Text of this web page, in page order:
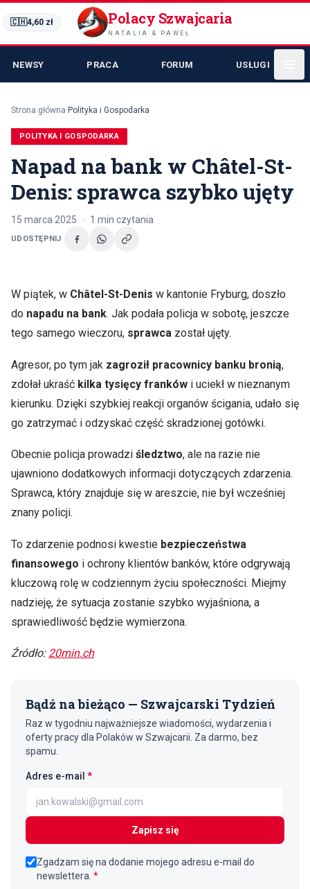
🇨🇭4,60 zł Polacy Szwajcaria
NATALIA & PAWEŁ
NEWSY PRACA FORUM USŁUGI
Strona główna· Polityka i Gospodarka
POLITYKA I GOSPODARKA
Napad na bank w Châtel-St-
Denis: sprawca szybko ujęty
15 marca 2025 · 1 min czytania
UDOSTĘPNIJ
W piątek, w Châtel-St-Denis w kantonie Fryburg, doszło
do napadu na bank. Jak podała policja w sobotę, jeszcze
tego samego wieczoru, sprawca został ujęty.
Agresor, po tym jak zagroził pracownicy banku bronią,
zdołał ukraść kilka tysięcy franków i uciekł w nieznanym
kierunku. Dzięki szybkiej reakcji organów ścigania, udało się
go zatrzymać i odzyskać część skradzionej gotówki.
Obecnie policja prowadzi śledztwo, ale na razie nie
ujawniono dodatkowych informacji dotyczących zdarzenia.
Sprawca, który znajduje się w areszcie, nie był wcześniej
znany policji.
To zdarzenie podnosi kwestie bezpieczeństwa
finansowego i ochrony klientów banków, które odgrywają
kluczową rolę w codziennym życiu społeczności. Miejmy
nadzieję, że sytuacja zostanie szybko wyjaśniona, a
sprawiedliwość będzie wymierzona.
Źródło: 20min.ch
Bądź na bieżąco — Szwajcarski Tydzień
Raz w tygodniu najważniejsze wiadomości, wydarzenia i
oferty pracy dla Polaków w Szwajcarii. Za darmo, bez
spamu.
Adres e-mail *(wymagane)
Zapisz się
Zgadzam się na dodanie mojego adresu e-mail do
newslettera. *